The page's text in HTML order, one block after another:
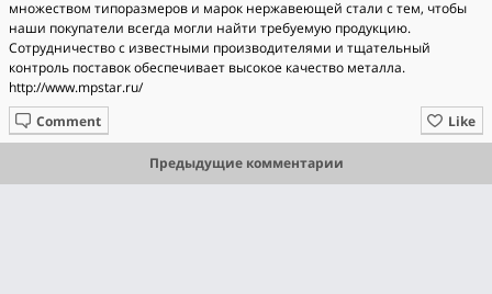
множеством типоразмеров и марок нержавеющей стали с тем, чтобы
наши покупатели всегда могли найти требуемую продукцию.
Сотрудничество с известными производителями и тщательный
контроль поставок обеспечивает высокое качество металла.
http://www.mpstar.ru/
Like
Comment
Предыдущие комментарии